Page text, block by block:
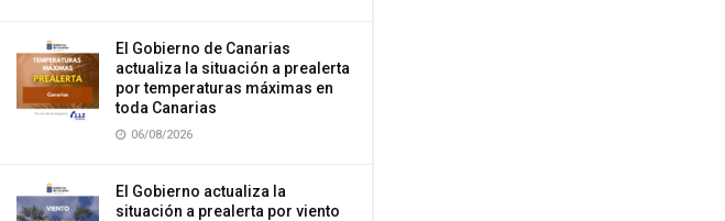
El Gobierno de Canarias
actualiza la situación a prealerta
por temperaturas máximas en
toda Canarias
06/08/2026
El Gobierno actualiza la
situación a prealerta por viento